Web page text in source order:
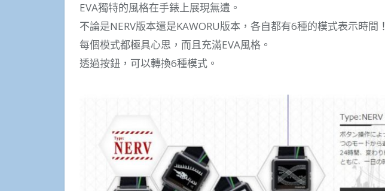
EVA獨特的風格在手錶上展現無遺。
不論是NERV版本還是KAWORU版本，各自都有6種的模式表示時間！
每個模式都極具心思，而且充滿EVA風格。
透過按鈕，可以轉換6種模式。